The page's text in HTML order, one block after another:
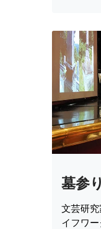
墓参
文芸研
イフワ